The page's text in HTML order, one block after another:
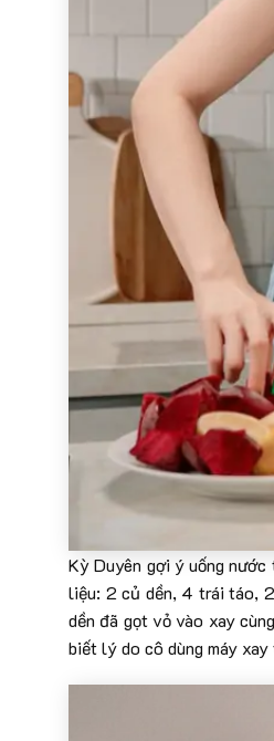
Kỳ Duyên gợi ý uống nước
liệu: 2 củ dền, 4 trái táo,
dền đã gọt vỏ vào xay
biết lý do cô dùng máy